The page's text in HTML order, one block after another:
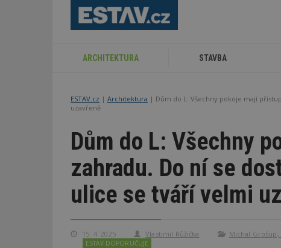
ARCHITEKTURA STAVBA
ESTAV.cz Architektura
Dům do L: Všechny pokoje mají
uzavřeně
Dům do L: Všechny
zahradu. Do ní se
ulice se tváří velmi
15. 4. 2025 Vlastimil Růžička Michal
ESTAV DOPORUČUJE